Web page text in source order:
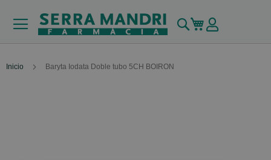
Buscar
Mi carrito
Inicio Baryta Iodata Doble tubo 5CH BOIRON